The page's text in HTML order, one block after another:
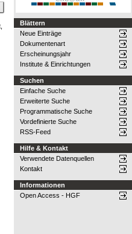
Blättern
Neue Einträge
Dokumentenart
Erscheinungsjahr
Institute & Einrichtungen
Suchen
Einfache Suche
Erweiterte Suche
Programmatische Suche
Vordefinierte Suche
RSS-Feed
Hilfe & Kontakt
Verwendete Datenquellen
Kontakt
Informationen
Open Access - HGF